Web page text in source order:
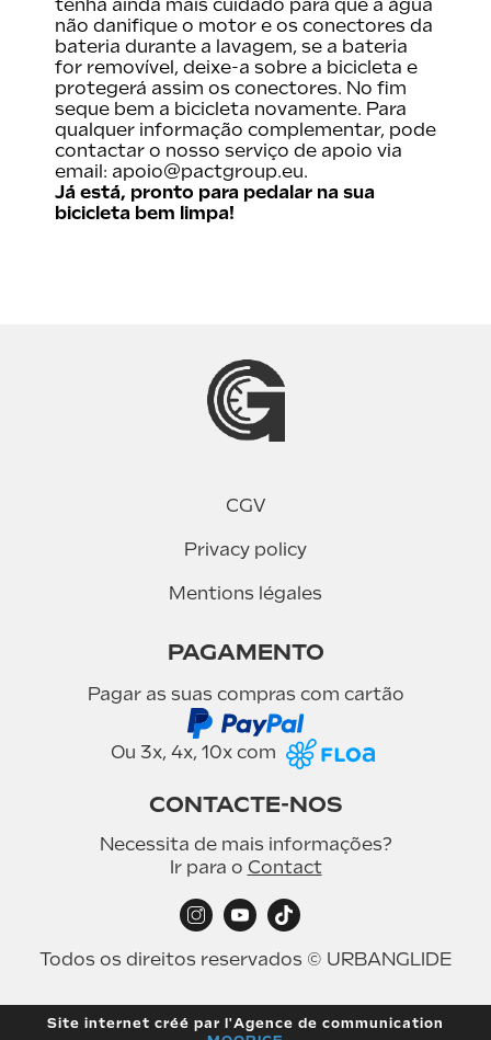
tenha ainda mais cuidado para que a água
não danifique o motor e os conectores da
bateria durante a lavagem, se a bateria
for removível, deixe-a sobre a bicicleta e
protegerá assim os conectores. No fim
seque bem a bicicleta novamente. Para
qualquer informação complementar, pode
contactar o nosso serviço de apoio via
email: apoio@pactgroup.eu.
Já está, pronto para pedalar na sua
bicicleta bem limpa!
CGV
Privacy policy
Mentions légales
PAGAMENTO
Pagar as suas compras com cartão
Ou 3x, 4x, 10x com
CONTACTE-NOS
Necessita de mais informações?
Ir para o Contact
Todos os direitos reservados © URBANGLIDE
Site internet créé par l'Agence de communication